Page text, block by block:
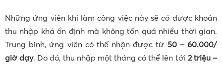
Những ứng viên khi làm công việc này sẽ có được khoản
thu nhập khá ổn định mà không tốn quá nhiều thời gian.
Trung bình, ứng viên có thể nhận được từ 50 – 60.000/
giờ dạy. Do đó, thu nhập một tháng có thể lên tới 2 triệu –